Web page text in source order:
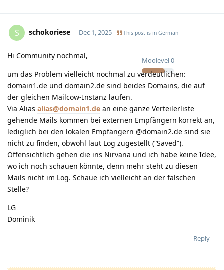
S schokoriese
Moolevel0
Dec 1, 2025 This post is in German
Hi Community nochmal,
um das Problem vielleicht nochmal zu verdeutlichen:
domain1.de und domain2.de sind beides Domains, die auf
der gleichen Mailcow-Instanz laufen.
Via Alias alias@domain1.de an eine ganze Verteilerliste
gehende Mails kommen bei externen Empfängern korrekt an,
lediglich bei den lokalen Empfängern @domain2.de sind sie
nicht zu finden, obwohl laut Log zugestellt (“Saved”).
Offensichtlich gehen die ins Nirvana und ich habe keine Idee,
wo ich noch schauen könnte, denn mehr steht zu diesen
Mails nicht im Log. Schaue ich vielleicht an der falschen
Stelle?
LG
Dominik
Reply